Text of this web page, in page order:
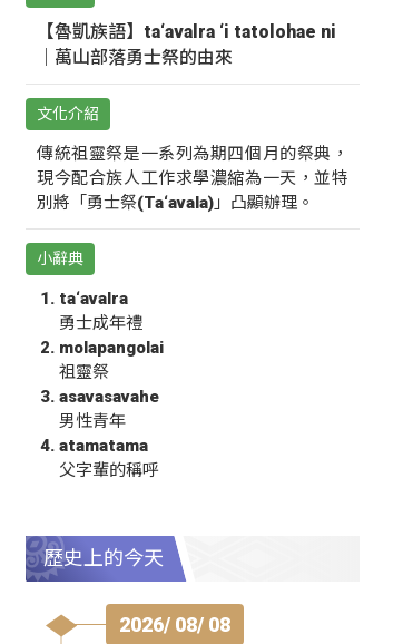
【魯凱族語】ta‘avalra ‘i tatolohae ni
｜萬山部落勇士祭的由來
文化介紹
傳統祖靈祭是一系列為期四個月的祭典，
現今配合族人工作求學濃縮為一天，並特
別將「勇士祭(Ta‘avala)」凸顯辦理。
小辭典
ta‘avalra
勇士成年禮
molapangolai
祖靈祭
asavasavahe
男性青年
atamatama
父字輩的稱呼
歷史上的今天
2026/ 08/ 08